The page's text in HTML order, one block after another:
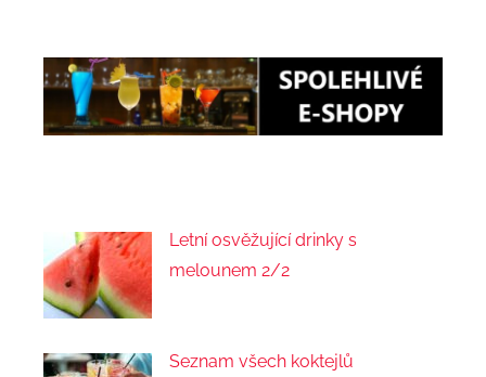
Letní osvěžující drinky s
melounem 2/2
Seznam všech koktejlů